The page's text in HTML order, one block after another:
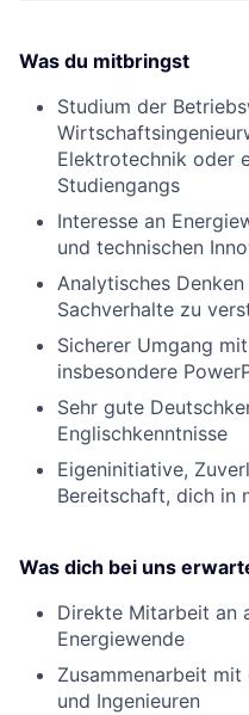
Was du mitbringst
Studium der
Elektrotechnik oder
Studiengangs
Interesse an
und technischen
Analytisches
Sachverhalte zu
Sicherer Umgang
insbesondere
Sehr gute
Englischkenntnisse
Eigeninitiative,
Bereitschaft, dich in
Was dich bei uns
Direkte Mitarbeit an
Energiewende
Zusammenarbeit
und Ingenieuren